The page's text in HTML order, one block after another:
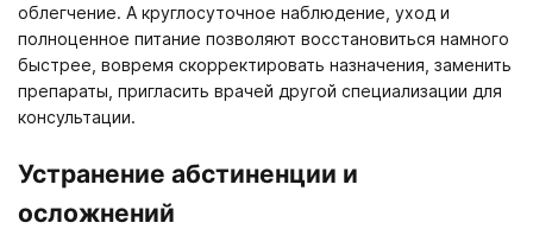
облегчение. А круглосуточное наблюдение, уход и
полноценное питание позволяют восстановиться намного
быстрее, вовремя скорректировать назначения, заменить
препараты, пригласить врачей другой специализации для
консультации.
Устранение абстиненции и
осложнений